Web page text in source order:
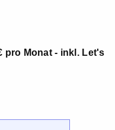
pro Monat - inkl. Let's